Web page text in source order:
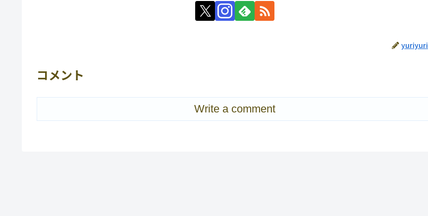
yuriyuri
コメント
Write a comment